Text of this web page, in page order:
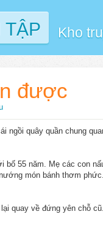
TẬP Kho
được
ngồi quây quần chung
bố 55 năm. Mẹ các con
món bánh thơm
quay về đứng yên chỗ cũ.